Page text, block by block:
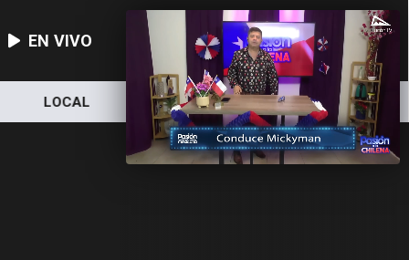
EN VIVO
LOCAL NACIONAL DEPORTES